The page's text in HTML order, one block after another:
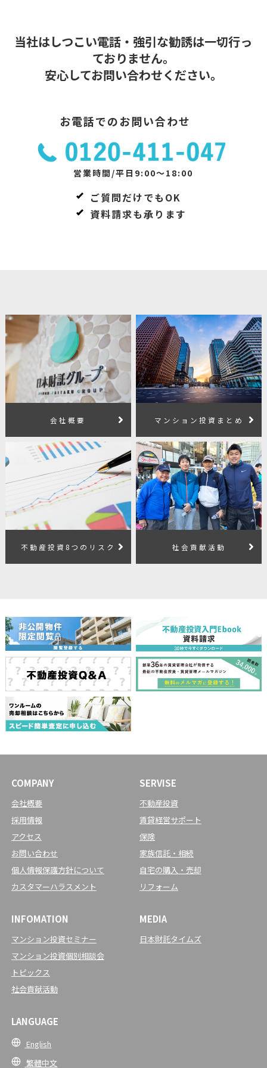
当社はしつこい電話・強引な勧誘は一切行っ
ておりません。
安心してお問い合わせください。
お電話でのお問い合わせ
営業時間/平日9:00～18:00
ご質問だけでもOK
資料請求も承ります
会社概要 マンション投資まとめ
不動産投資8つのリスク 社会貢献活動
COMPANY
会社概要
採用情報
アクセス
お問い合わせ
個人情報保護方針について
カスタマーハラスメント
SERVISE
不動産投資
賃貸経営サポート
保険
家族信託・相続
自宅の購入・売却
リフォーム
INFOMATION
マンション投資セミナー
マンション投資個別相談会
トピックス
社会貢献活動
MEDIA
日本財託タイムズ
LANGUAGE
English
繁體中文